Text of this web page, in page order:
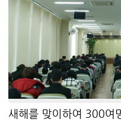
새해를 맞이하여 300여